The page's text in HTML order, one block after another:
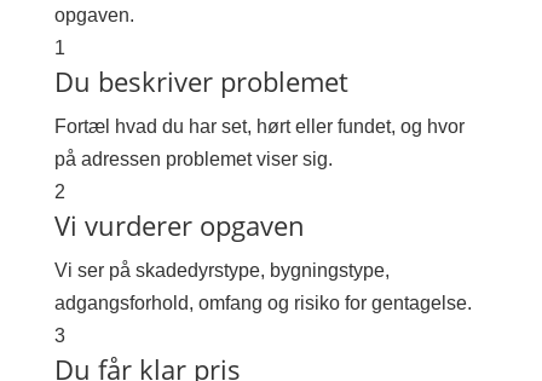
opgaven.
1
Du beskriver problemet
Fortæl hvad du har set, hørt eller fundet, og hvor
på adressen problemet viser sig.
2
Vi vurderer opgaven
Vi ser på skadedyrstype, bygningstype,
adgangsforhold, omfang og risiko for gentagelse.
3
Du får klar pris